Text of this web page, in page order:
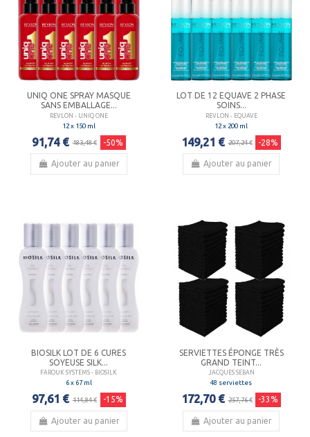
UNIQ ONE SPRAY MASQUE
SANS EMBALLAGE...
REVLON - UNIQ ONE
12 x 150 ml
91,74 € 183,48 € -50%
Ajouter au panier
LOT DE 12 EQUAVE 2 PHASE
SOINS...
REVLON - EQUAVE
12 x 200 ml
149,21 € 207,24 € -28%
Ajouter au panier
BIOSILK LOT DE 6 CURES
SOYEUSE SILK...
FAROUK SYSTEMS - BIOSILK
6 x 67 ml
97,61 € 114,84 € -15%
Ajouter au panier
SERVIETTES ÉPONGE TRÈS
GRAND TEINT...
JACQUES SEBAN
48 serviettes
172,70 € 257,76 € -33%
Ajouter au panier